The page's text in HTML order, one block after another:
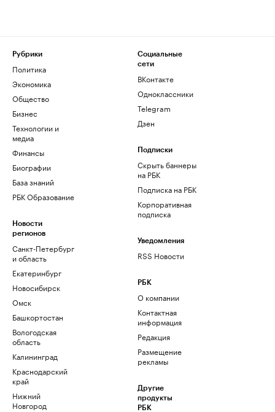
Рубрики
Политика
Экономика
Общество
Бизнес
Технологии и
медиа
Финансы
Биографии
База знаний
РБК Образование
Новости
регионов
Санкт-Петербург
и область
Екатеринбург
Новосибирск
Омск
Башкортостан
Вологодская
область
Калининград
Краснодарский
край
Нижний
Новгород
Социальные
сети
ВКонтакте
Одноклассники
Telegram
Дзен
Подписки
Скрыть баннеры
на РБК
Подписка на РБК
Корпоративная
подписка
Уведомления
RSS Новости
РБК
О компании
Контактная
информация
Редакция
Размещение
рекламы
Другие
продукты
РБК